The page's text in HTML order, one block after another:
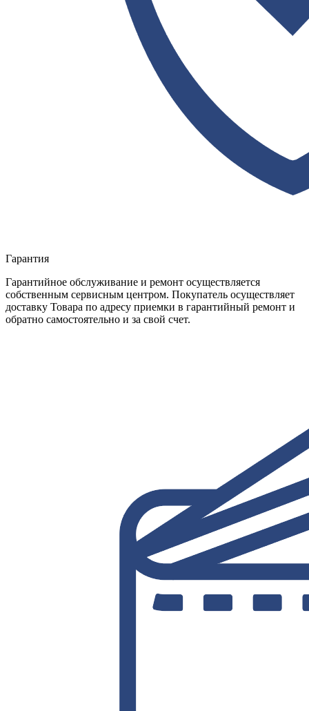
Гарантия
Гарантийное обслуживание и ремонт осуществляется
собственным сервисным центром. Покупатель осуществляет
доставку Товара по адресу приемки в гарантийный ремонт и
обратно самостоятельно и за свой счет.